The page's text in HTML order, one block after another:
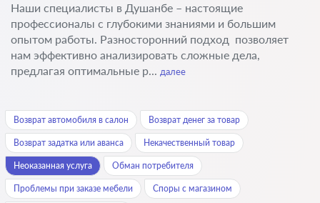
Наши специалисты в Душанбе – настоящие
профессионалы с глубокими знаниями и большим
опытом работы. Разносторонний подход позволяет
нам эффективно анализировать сложные дела,
предлагая оптимальные р... далее
Возврат автомобиля в салон Возврат денег за товар
Возврат задатка или аванса Некачественный товар
Неоказанная услуга Обман потребителя
Проблемы при заказе мебели Споры с магазином